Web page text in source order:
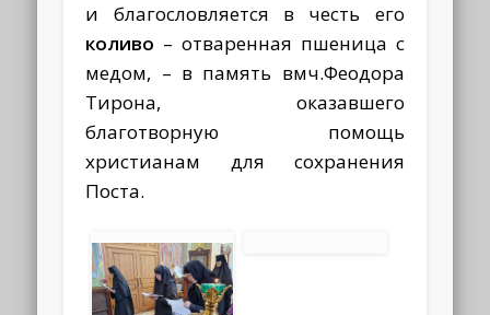
и благословляется в честь его
коливо – отваренная пшеница с
медом, – в память вмч.Феодора
Тирона, оказавшего
благотворную помощь
христианам для сохранения
Поста.